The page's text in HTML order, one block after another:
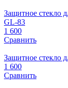
Защитное стекло
GL-83
1 600
Сравнить
Защитное стекло
1 600
Сравнить